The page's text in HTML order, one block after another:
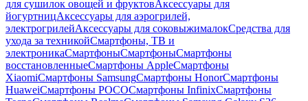
для сушилок овощей и фруктовАксессуары для
йогуртницАксессуары для аэрогрилей,
электрогрилейАксессуары для соковыжималокСредства для
ухода за техникойСмартфоны, ТВ и
электроникаСмартфоныСмартфоныСмартфоны
восстановленныеСмартфоны AppleСмартфоны
XiaomiСмартфоны SamsungСмартфоны HonorСмартфоны
HuaweiСмартфоны POCOСмартфоны InfinixСмартфоны